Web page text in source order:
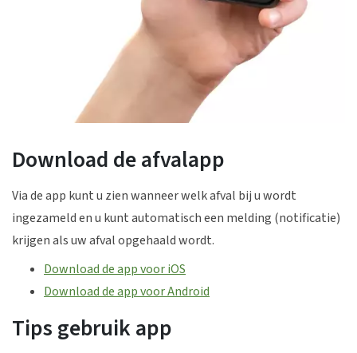
Download de afvalapp
Via de app kunt u zien wanneer welk afval bij u wordt
ingezameld en u kunt automatisch een melding (notificatie)
krijgen als uw afval opgehaald wordt.
Download de app voor iOS
Download de app voor Android
Tips gebruik app